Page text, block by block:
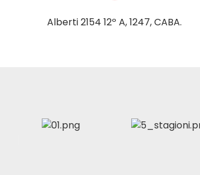
Alberti 2154 12º A, 1247, CABA.